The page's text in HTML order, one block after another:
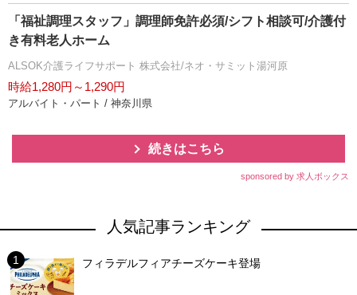
「福祉調理スタッフ」調理師免許必須/シフト相談可/介護付
き有料老人ホーム
ALSOK介護ライフサポート 株式会社/ネオ・サミット湯河原
時給1,280円～1,290円
アルバイト・パート / 神奈川県
続きはこちら
sponsored by 求人ボックス
人気記事ランキング
フィラデルフィアチーズケーキ登場